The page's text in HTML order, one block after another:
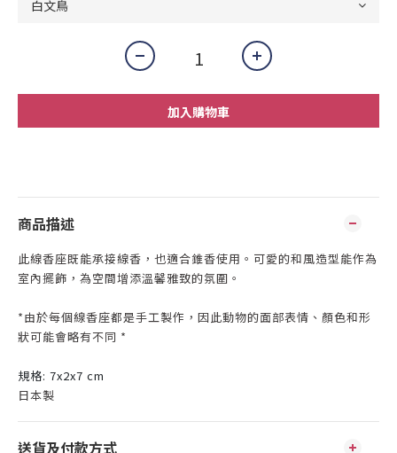
加入購物車
商品描述
此線香座既能承接線香，也適合錐香使用。可愛的和風造型能作為
室內擺飾，為空間增添溫馨雅致的氛圍。
*由於每個線香座都是手工製作， 因此動物的面部表情、顏色和形
狀可能會略有不同 *
規格: 7x2x7 cm
日本製
送貨及付款方式